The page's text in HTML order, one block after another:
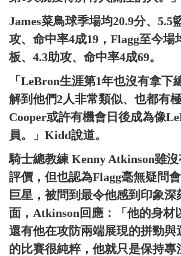
James菜鳥球季場均20.9分、5.5
攻、命中率4成19，Flagg至今場
板、4.3助攻、命中率4成69。
「LeBron生涯第1年也沒有拿下
解到他們2人非常類似、也都有
Cooper或許有機會日後成為像
員。」Kidd說道。
騎士總教練 Kenny Atkinson雖
評價，但也認為Flagg毫無疑問
巨星，被問到最令他感到印象深
面，Atkinson回應：「他的身材
還有他在攻防兩端展現的拼勁與
的比賽很純粹，他就只是保持專